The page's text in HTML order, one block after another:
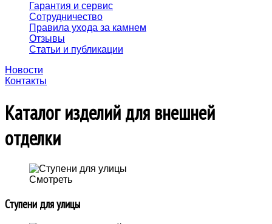
Гарантия и сервис
Сотрудничество
Правила ухода за камнем
Отзывы
Статьи и публикации
Новости
Контакты
Каталог изделий для внешней
отделки
Смотреть
Ступени для улицы